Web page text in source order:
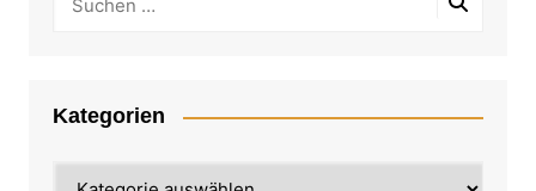
Kategorien